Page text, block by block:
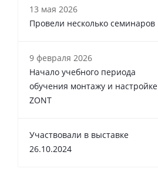
13 мая 2026
Провели несколько семинаров
9 февраля 2026
Начало учебного периода
обучения монтажу и настройке
ZONT
Участвовали в выставке
26.10.2024